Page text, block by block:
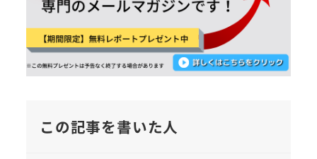
この記事を書いた人